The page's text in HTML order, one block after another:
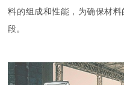
料的组成和性能，为确保材
段。